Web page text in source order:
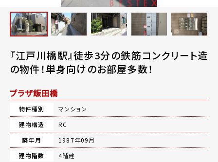
『江戸川橋駅』徒歩3分の鉄筋コンクリート造
の物件！単身向けのお部屋多数！
プラザ飯田橋
物件種別
マンション
建物構造
RC
築年月
1987年09月
建物階数
4階建